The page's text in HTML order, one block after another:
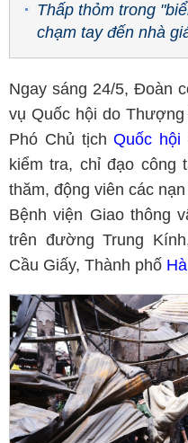
Thấp thỏm trong
chạm tay đến nhà
Ngay sáng 24/5, Đoàn
vụ Quốc hội do
Phó Chủ tịchQuốc hội
kiểm tra, chỉ đạo công
thăm, động viên các
Bệnh viện Giao thông
trên đường Trung
Cầu Giấy, Thành phố